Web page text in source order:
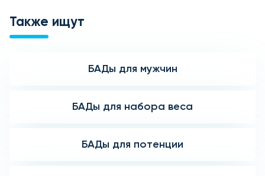
Также ищут
БАДы для мужчин
БАДы для набора веса
БАДы для потенции